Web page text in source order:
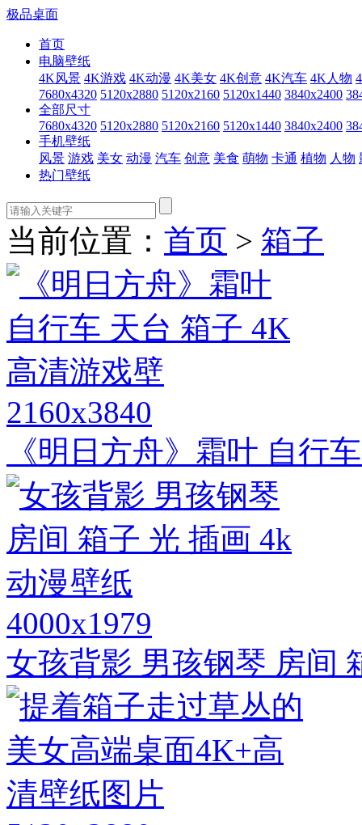
极品桌面
首页
电脑壁纸
4K风景 4K游戏 4K动漫 4K美女 4K创意 4K汽车 4K人物
7680x4320 5120x2880 5120x2160 5120x1440 3840x2400
全部尺寸
7680x4320 5120x2880 5120x2160 5120x1440 3840x2400
手机壁纸
风景 游戏 美女 动漫 汽车 创意 美食 萌物 卡通 植物 人物
热门壁纸
当前位置： 首页 > 箱子
2160x3840
《明日方舟》霜叶 自行
4000x1979
女孩背影 男孩钢琴 房间